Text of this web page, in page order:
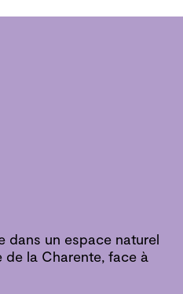
dans un espace naturel
de la Charente, face à